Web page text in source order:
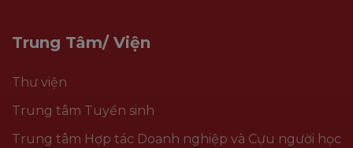
Trung Tâm/ Viện
Thư viện
Trung tâm Tuyển sinh
Trung tâm Hợp tác Doanh nghiệp và Cựu người học